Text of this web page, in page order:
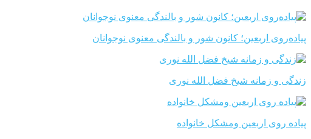
پیاده‌روی اربعین؛ کانون شور و بالندگی معنوی نوجوانان
زندگی و زمانه شیخ فضل الله نوری
پیاده روی اربعین ومشکل خانواده